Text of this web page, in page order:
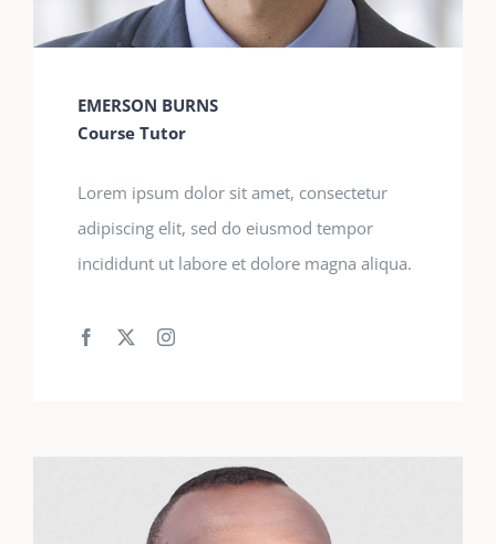
EMERSON BURNS
Course Tutor
Lorem ipsum dolor sit amet, consectetur
adipiscing elit, sed do eiusmod tempor
incididunt ut labore et dolore magna aliqua.